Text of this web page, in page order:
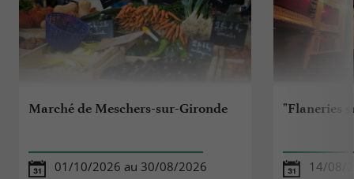
Marché de Meschers-sur-Gironde
01/10/2026 au 30/08/2026
"Flaneries
14/08/